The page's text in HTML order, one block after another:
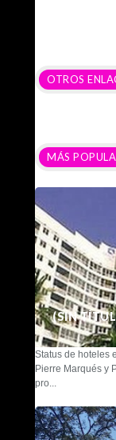
OTROS
MÁS
(SIN
Status de hoteles
Pierre Marqués y
pro...